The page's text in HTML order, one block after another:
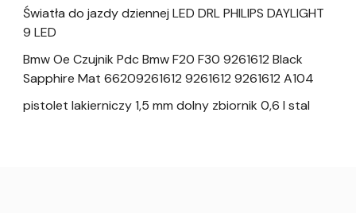
Światła do jazdy dziennej LED DRL PHILIPS DAYLIGHT
9 LED
Bmw Oe Czujnik Pdc Bmw F20 F30 9261612 Black
Sapphire Mat 66209261612 9261612 9261612 A104
pistolet lakierniczy 1,5 mm dolny zbiornik 0,6 l stal